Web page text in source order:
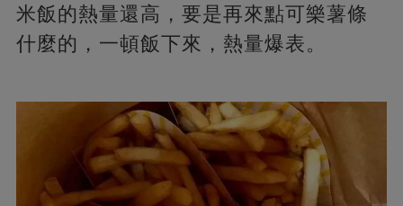
米飯的熱量還高，要是再來點可樂薯條
什麼的，一頓飯下來，熱量爆表。